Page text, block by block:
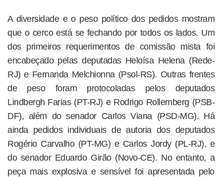
A diversidade e o peso político dos pedidos mostram
que o cerco está se fechando por todos os lados. Um
dos primeiros requerimentos de comissão mista foi
encabeçado pelas deputadas Heloísa Helena (Rede-
RJ) e Fernanda Melchionna (Psol-RS). Outras frentes
de peso foram protocoladas pelos deputados
Lindbergh Farias (PT-RJ) e Rodrigo Rollemberg (PSB-
DF), além do senador Carlos Viana (PSD-MG). Há
ainda pedidos individuais de autoria dos deputados
Rogério Carvalho (PT-MG) e Carlos Jordy (PL-RJ), e
do senador Eduardo Girão (Novo-CE). No entanto, a
peça mais explosiva e sensível foi apresentada pelo